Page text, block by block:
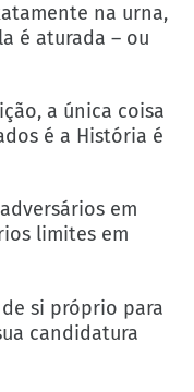
na urna,
é aturada – ou
a única coisa
é a História é
em
limites em
si próprio para
candidatura